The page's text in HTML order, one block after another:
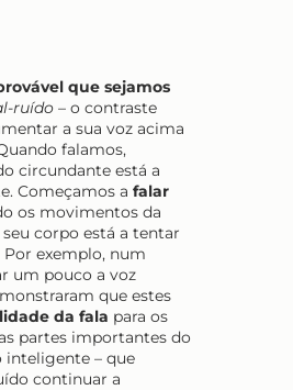
que sejamos
ruído – o contraste
a sua voz acima
falamos,
circundante está a
Começamos a falar
os movimentos da
corpo está a tentar
exemplo, num
um pouco a voz
que estes
da fala para os
partes importantes do
inteligente – que
continuar a